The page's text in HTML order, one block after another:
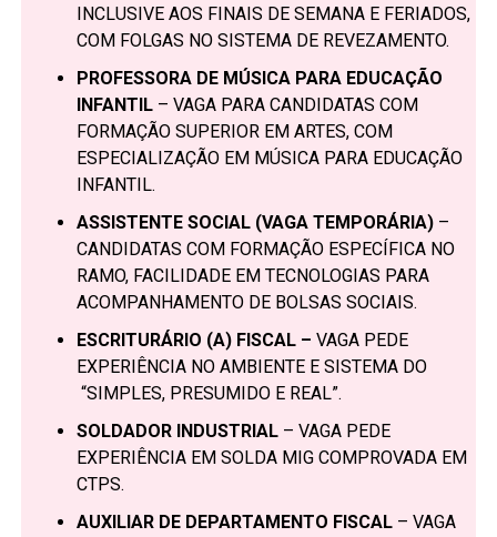
INCLUSIVE AOS FINAIS DE SEMANA E FERIADOS,
COM FOLGAS NO SISTEMA DE REVEZAMENTO.
PROFESSORA DE MÚSICA PARA EDUCAÇÃO
INFANTIL– VAGA PARA CANDIDATAS COM
FORMAÇÃO SUPERIOR EM ARTES, COM
ESPECIALIZAÇÃO EM MÚSICA PARA EDUCAÇÃO
INFANTIL.
ASSISTENTE SOCIAL (VAGA TEMPORÁRIA)–
CANDIDATAS COM FORMAÇÃO ESPECÍFICA NO
RAMO, FACILIDADE EM TECNOLOGIAS PARA
ACOMPANHAMENTO DE BOLSAS SOCIAIS.
ESCRITURÁRIO (A) FISCAL – VAGA PEDE
EXPERIÊNCIA NO AMBIENTE E SISTEMA DO
“SIMPLES, PRESUMIDO E REAL”.
SOLDADOR INDUSTRIAL– VAGA PEDE
EXPERIÊNCIA EM SOLDA MIG COMPROVADA EM
CTPS.
AUXILIAR DE DEPARTAMENTO FISCAL– VAGA